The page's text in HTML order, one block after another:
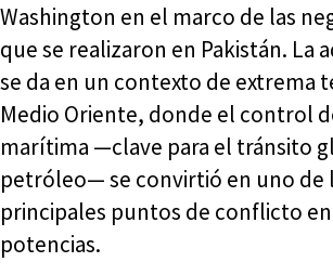
Washington en el marco de las
que se realizaron en Pakistán. La
se da en un contexto de extrema
Medio Oriente, donde el control
marítima —clave para el tránsito
petróleo— se convirtió en uno de
principales puntos de conflicto
potencias.